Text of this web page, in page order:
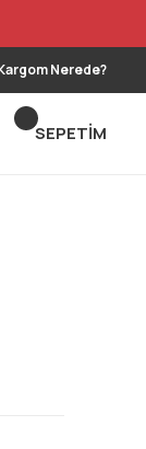
Nerede?
SEPETİM